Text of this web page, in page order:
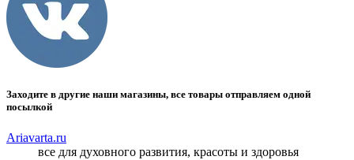
Заходите в другие наши магазины, все товары отправляем одной
посылкой
Ariavarta.ru
все для духовного развития, красоты и здоровья